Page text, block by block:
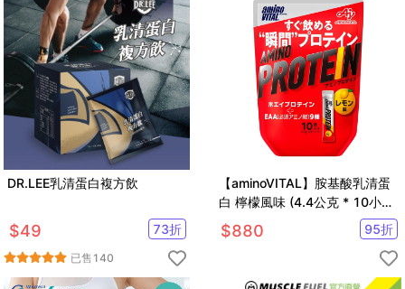
DR.LEE乳清蛋白複方飲
$49 73折
已售 140
【aminoVITAL】胺基酸乳清蛋
白 檸檬風味 (4.4公克 * 10小
包)
$880 95折